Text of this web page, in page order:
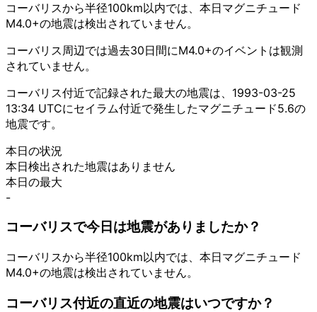
コーバリスから半径100km以内では、本日マグニチュード
M4.0+の地震は検出されていません。
コーバリス周辺では過去30日間にM4.0+のイベントは観測
されていません。
コーバリス付近で記録された最大の地震は、1993-03-25
13:34 UTCにセイラム付近で発生したマグニチュード5.6の
地震です。
本日の状況
本日検出された地震はありません
本日の最大
-
コーバリスで今日は地震がありましたか？
コーバリスから半径100km以内では、本日マグニチュード
M4.0+の地震は検出されていません。
コーバリス付近の直近の地震はいつですか？